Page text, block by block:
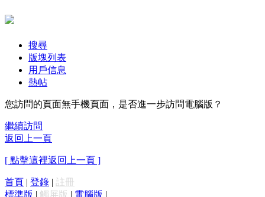
搜尋
版塊列表
用戶信息
熱帖
您訪問的頁面無手機頁面，是否進一步訪問電腦版？
繼續訪問
返回上一頁
[ 點擊這裡返回上一頁 ]
首頁 | 登錄 | 註冊
標準版 | 觸屏版 | 電腦版 |